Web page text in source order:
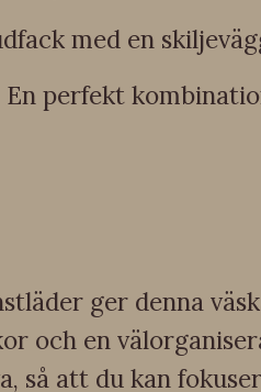
med en
perfekt
ger denna
och en
så att du kan